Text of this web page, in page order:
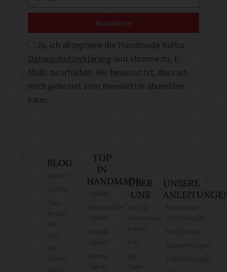
Ja, ich akzeptiere die Handmade Kultur
Datenschutzerklärung und stimme zu, E-
Mails zu erhalten. Mir bewusst ist, dass ich
mich jederzeit vom Newsletter abmelden
kann.
Abonnieren
BLOG
gut!
TOP
IN
HANDMADE
häkeln
häkeln
ÜBER
UNS
Was ist
Kultur?
Das
Team
UNSERE
Kostenlose
Schnittmuster
Strickmuster
Bauanleitungen
Faltanleitungen